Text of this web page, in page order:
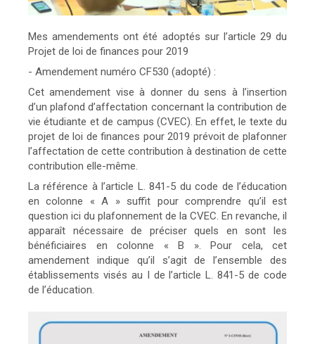
Mes amendements ont été adoptés sur l’article 29 du
Projet de loi de finances pour 2019
- Amendement numéro CF530 (adopté) :
Cet amendement vise à donner du sens à l’insertion
d’un plafond d’affectation concernant la contribution de
vie étudiante et de campus (CVEC). En effet, le texte du
projet de loi de finances pour 2019 prévoit de plafonner
l’affectation de cette contribution à destination de cette
contribution elle-même.
La référence à l’article L. 841-5 du code de l’éducation
en colonne « A » suffit pour comprendre qu’il est
question ici du plafonnement de la CVEC. En revanche, il
apparaît nécessaire de préciser quels en sont les
bénéficiaires en colonne « B ». Pour cela, cet
amendement indique qu’il s’agit de l’ensemble des
établissements visés au I de l’article L. 841-5 de code
de l’éducation.